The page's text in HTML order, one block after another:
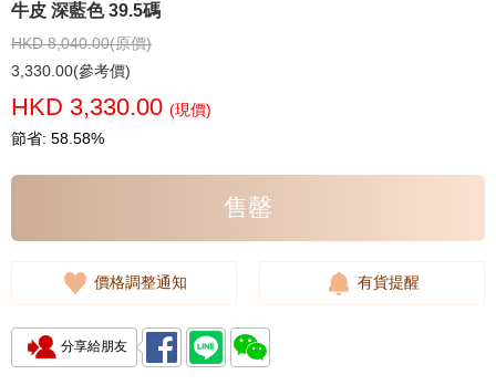
牛皮 深藍色 39.5碼
HKD 8,040.00(原價)
3,330.00(參考價)
HKD 3,330.00 (現價)
節省: 58.58%
售罄
價格調整通知 有貨提醒
分享給朋友